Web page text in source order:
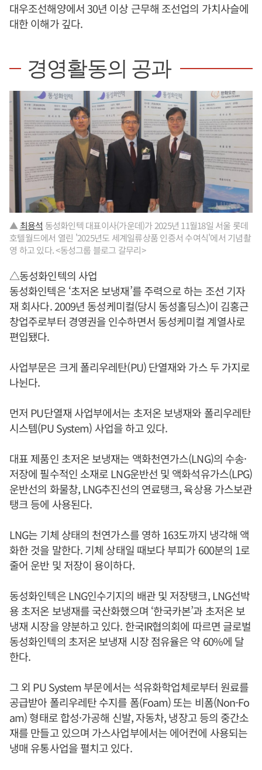
대우조선해양에서 30년 이상 근무해 조선업의 가치사슬에
대한 이해가 깊다.
경영활동의 공과
▲ 최용석 동성화인텍 대표이사(가운데)가 2025년 11월18일 서울 롯데
호텔월드에서 열린 '2025년도 세계일류상품 인증서 수여식'에서 기념촬
영 하고 있다. <동성그룹 블로그 갈무리>
△동성화인텍의 사업
동성화인텍은 ‘초저온 보냉재’를 주력으로 하는 조선 기자
재 회사다. 2009년 동성케미컬(당시 동성홀딩스)이 김홍근
창업주로부터 경영권을 인수하면서 동성케미컬 계열사로
편입됐다.
사업부문은 크게 폴리우레탄(PU) 단열재와 가스 두 가지로
나뉜다.
먼저 PU단열재 사업부에서는 초저온 보냉재와 폴리우레탄
시스템(PU System) 사업을 하고 있다.
대표 제품인 초저온 보냉재는 액화천연가스(LNG)의 수송·
저장에 필수적인 소재로 LNG운반선 및 액화석유가스(LPG)
운반선의 화물창, LNG추진선의 연료탱크, 육상용 가스보관
탱크 등에 사용된다.
LNG는 기체 상태의 천연가스를 영하 163도까지 냉각해 액
화한 것을 말한다. 기체 상태일 때보다 부피가 600분의 1로
줄어 운반 및 저장이 용이하다.
동성화인텍은 LNG인수기지의 배관 및 저장탱크, LNG선박
용 초저온 보냉재를 국산화했으며 ‘한국카본’과 초저온 보
냉재 시장을 양분하고 있다. 한국IR협의회에 따르면 글로벌
동성화인텍의 초저온 보냉재 시장 점유율은 약 60%에 달
한다.
그 외 PU System 부문에서는 석유화학업체로부터 원료를
공급받아 폴리우레탄 수지를 폼(Foam) 또는 비폼(Non-Fo
am) 형태로 합성·가공해 신발, 자동차, 냉장고 등의 중간소
재를 만들고 있으며 가스사업부에서는 에어컨에 사용되는
냉매 유통사업을 펼치고 있다.